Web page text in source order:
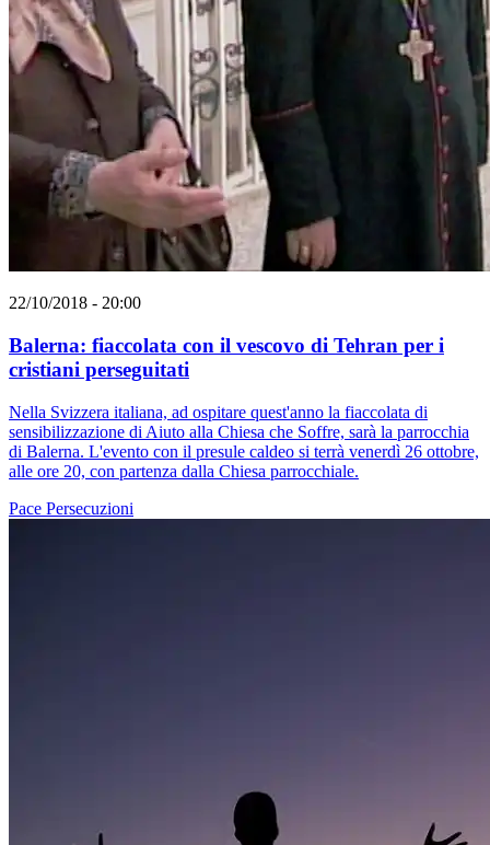
22/10/2018 - 20:00
Balerna: fiaccolata con il vescovo di Tehran per i
cristiani perseguitati
Nella Svizzera italiana, ad ospitare quest'anno la fiaccolata di
sensibilizzazione di Aiuto alla Chiesa che Soffre, sarà la parrocchia
di Balerna. L'evento con il presule caldeo si terrà venerdì 26 ottobre,
alle ore 20, con partenza dalla Chiesa parrocchiale.
Pace Persecuzioni